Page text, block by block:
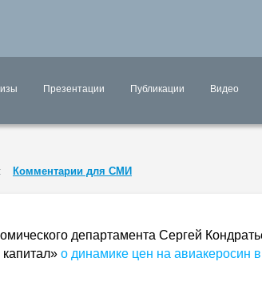
Презентации Публикации Видео
Комментарии для СМИ
департамента Сергей
о динамике цен на авиакеросин